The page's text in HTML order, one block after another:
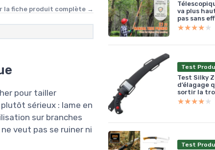
la fiche produit complète →
pour tailler
sérieux : lame en
sur branches
veut pas se ruiner ni
va plus
pas sans
★★★★★
★★★★★
Test
Test Silky
d’élagage
sortir la
★★★★★
★★★★★
Test